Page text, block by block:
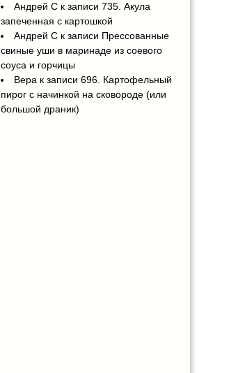
Андрей Ск записи 735. Акула
запеченная с картошкой
Андрей Ск записи Прессованные
свиные уши в маринаде из соевого
соуса и горчицы
Верак записи 696. Картофельный
пирог с начинкой на сковороде (или
большой драник)